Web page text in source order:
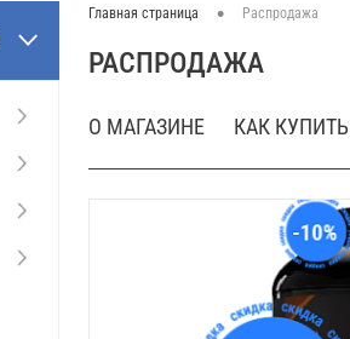
Главная страница • Распродажа
РАСПРОДАЖА
О МАГАЗИНЕ КАК КУПИТЬ